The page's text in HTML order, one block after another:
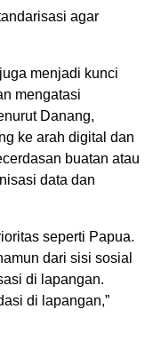
agar
menjadi kunci
mengatasi
Danang,
ke arah digital dan
buatan atau
data dan
seperti Papua.
dari sisi sosial
di lapangan.
di lapangan,”